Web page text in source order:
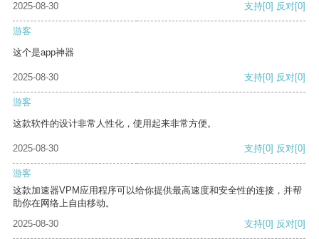
2025-08-30 支持[0] 反对[0]
游客
这个是app神器
2025-08-30 支持[0] 反对[0]
游客
这款软件的设计非常人性化，使用起来非常方便。
2025-08-30 支持[0] 反对[0]
游客
这款加速器VPM应用程序可以给你提供最高速度和安全性的连接，并帮
助你在网络上自由移动。
2025-08-30
支持[0] 反对[0]